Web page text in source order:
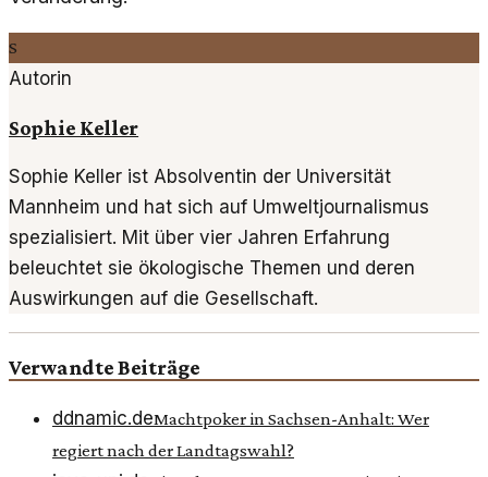
S
Autorin
Sophie Keller
Sophie Keller ist Absolventin der Universität
Mannheim und hat sich auf Umweltjournalismus
spezialisiert. Mit über vier Jahren Erfahrung
beleuchtet sie ökologische Themen und deren
Auswirkungen auf die Gesellschaft.
Verwandte Beiträge
ddnamic.deMachtpoker in Sachsen-Anhalt: Wer
regiert nach der Landtagswahl?